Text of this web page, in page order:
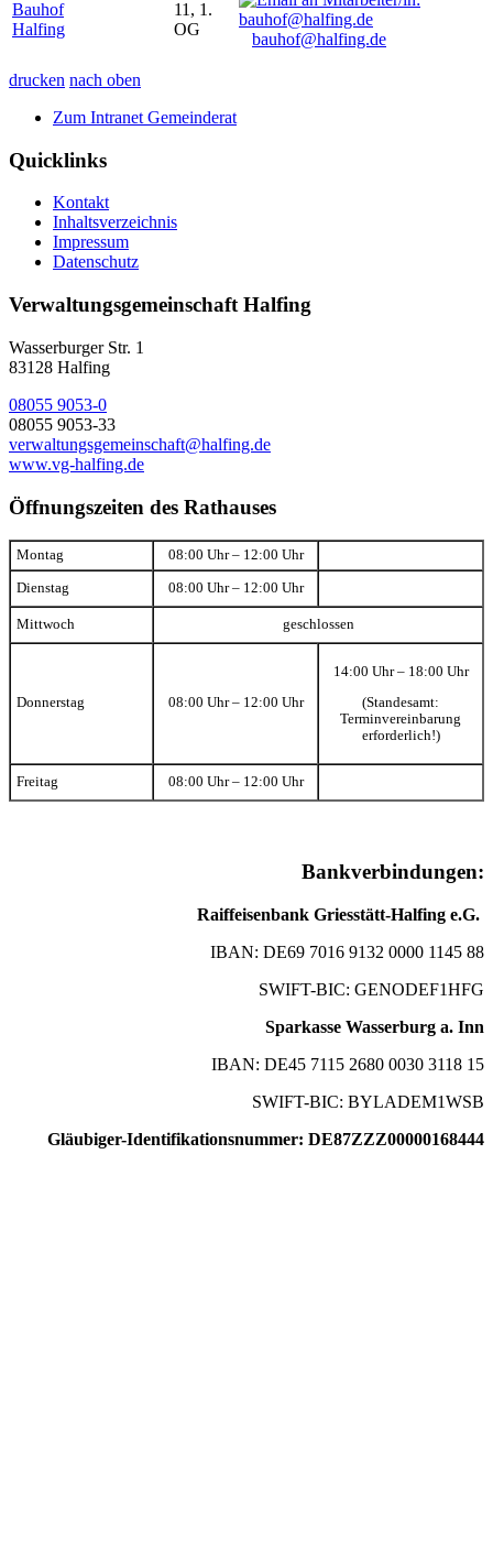
Bauhof
Halfing
11, 1.
OG
bauhof@halfing.de
drucken nach oben
Zum Intranet Gemeinderat
Quicklinks
Kontakt
Inhaltsverzeichnis
Impressum
Datenschutz
Verwaltungsgemeinschaft Halfing
Wasserburger Str. 1
83128 Halfing
08055 9053-0
08055 9053-33
verwaltungsgemeinschaft@halfing.de
www.vg-halfing.de
Öffnungszeiten des Rathauses
Montag 08:00 Uhr – 12:00 Uhr
Dienstag 08:00 Uhr – 12:00 Uhr
Mittwoch geschlossen
Donnerstag 08:00 Uhr – 12:00 Uhr
14:00 Uhr – 18:00 Uhr
(Standesamt:
Terminvereinbarung
erforderlich!)
Freitag 08:00 Uhr – 12:00 Uhr
Bankverbindungen:
Raiffeisenbank Griesstätt-Halfing e.G.
IBAN: DE69 7016 9132 0000 1145 88
SWIFT-BIC: GENODEF1HFG
Sparkasse Wasserburg a. Inn
IBAN: DE45 7115 2680 0030 3118 15
SWIFT-BIC: BYLADEM1WSB
Gläubiger-Identifikationsnummer: DE87ZZZ00000168444